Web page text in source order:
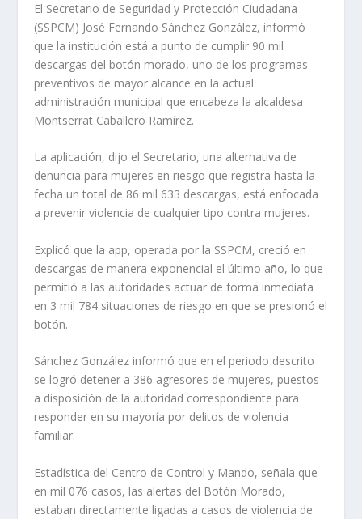
El Secretario de Seguridad y Protección Ciudadana
(SSPCM) José Fernando Sánchez González, informó
que la institución está a punto de cumplir 90 mil
descargas del botón morado, uno de los programas
preventivos de mayor alcance en la actual
administración municipal que encabeza la alcaldesa
Montserrat Caballero Ramírez.
La aplicación, dijo el Secretario, una alternativa de
denuncia para mujeres en riesgo que registra hasta la
fecha un total de 86 mil 633 descargas, está enfocada
a prevenir violencia de cualquier tipo contra mujeres.
Explicó que la app, operada por la SSPCM, creció en
descargas de manera exponencial el último año, lo que
permitió a las autoridades actuar de forma inmediata
en 3 mil 784 situaciones de riesgo en que se presionó el
botón.
Sánchez González informó que en el periodo descrito
se logró detener a 386 agresores de mujeres, puestos
a disposición de la autoridad correspondiente para
responder en su mayoría por delitos de violencia
familiar.
Estadística del Centro de Control y Mando, señala que
en mil 076 casos, las alertas del Botón Morado,
estaban directamente ligadas a casos de violencia de